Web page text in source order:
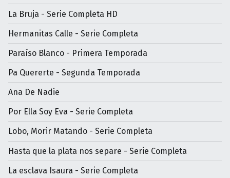
La Bruja - Serie Completa HD
Hermanitas Calle - Serie Completa
Paraíso Blanco - Primera Temporada
Pa Quererte - Segunda Temporada
Ana De Nadie
Por Ella Soy Eva - Serie Completa
Lobo, Morir Matando - Serie Completa
Hasta que la plata nos separe - Serie Completa
La esclava Isaura - Serie Completa